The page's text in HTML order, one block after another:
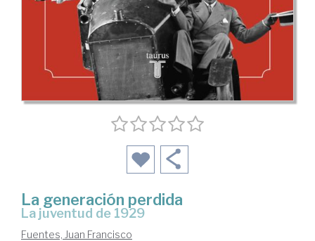
La generación perdida
la juventud de 1929
Fuentes, Juan Francisco